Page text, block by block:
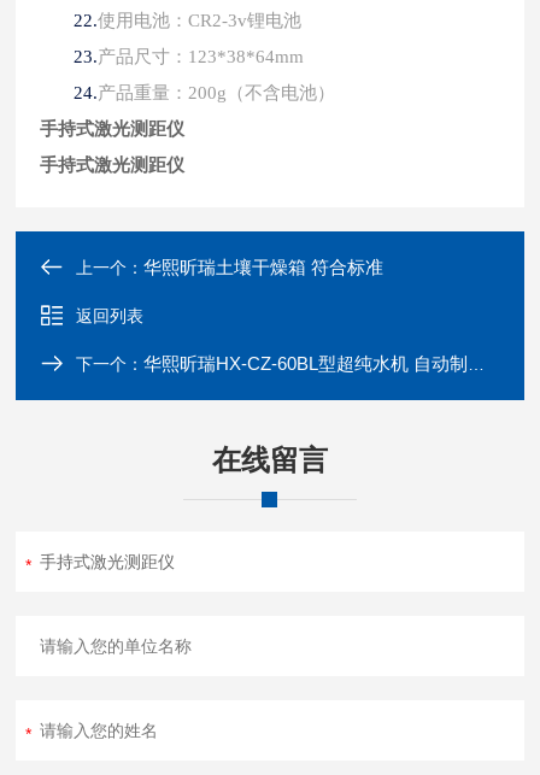
22.使用电池：CR2-3v锂电池
23.产品尺寸： 123*38*64mm
24.产品重量： 200g（不含电池）
手持式激光测距仪
手持式激光测距仪
上一个：华熙昕瑞土壤干燥箱 符合标准
返回列表
下一个：华熙昕瑞HX-CZ-60BL型超纯水机 自动制造纯水
在线留言